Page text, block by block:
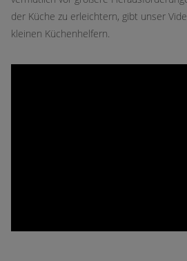
der Küche zu erleichtern, gibt unser
kleinen Küchenhelfern.